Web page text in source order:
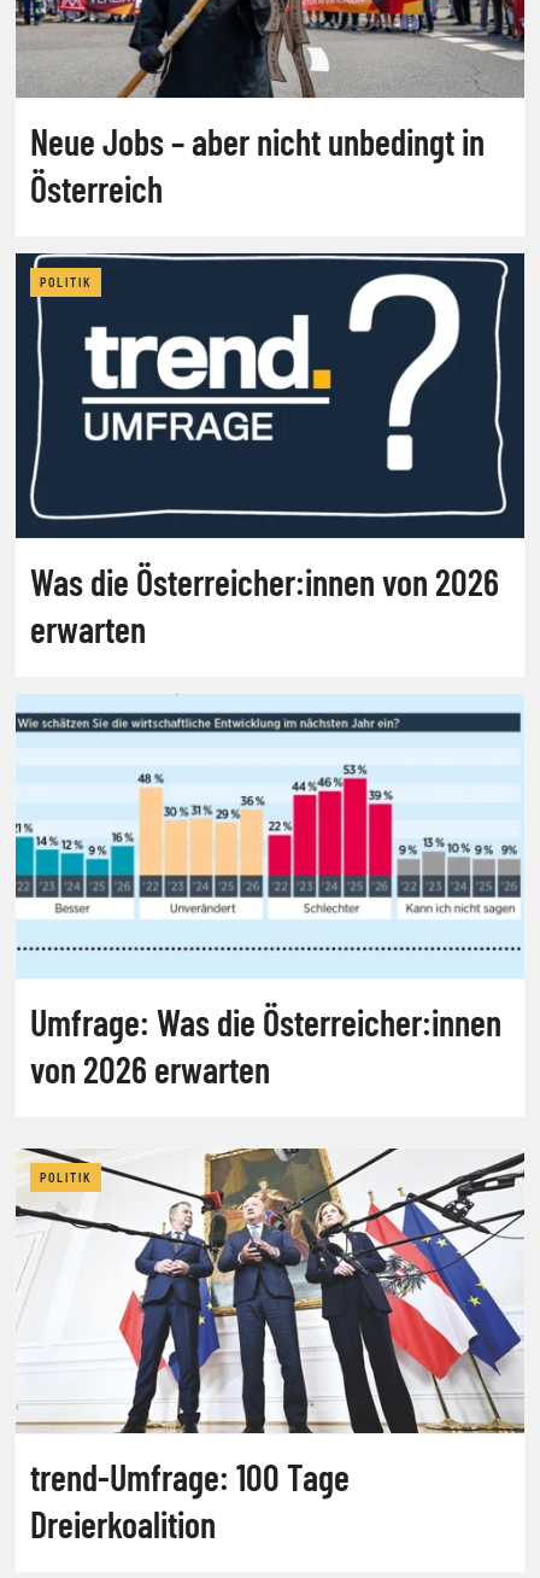
Neue Jobs – aber nicht unbedingt in
Österreich
POLITIK
Was die Österreicher:innen von 2026
erwarten
Umfrage: Was die Österreicher:innen
von 2026 erwarten
POLITIK
trend-Umfrage: 100 Tage
Dreierkoalition